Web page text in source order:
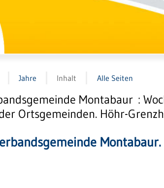
Jahre Inhalt Alle Seiten
Montabaur :
Ortsgemeinden. Höhr-